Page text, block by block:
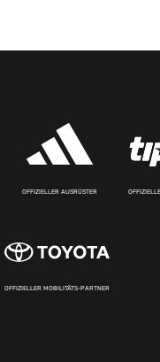
OFFIZIELLER AUSRÜSTER
OFFIZIELLER MOBILITÄTS-PARTNER